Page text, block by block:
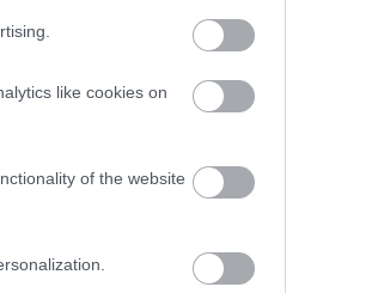
like cookies on
of the website
montano su entrambi i pneumatici di uno stesso
doppia fatica a mettere e togliere, a volte